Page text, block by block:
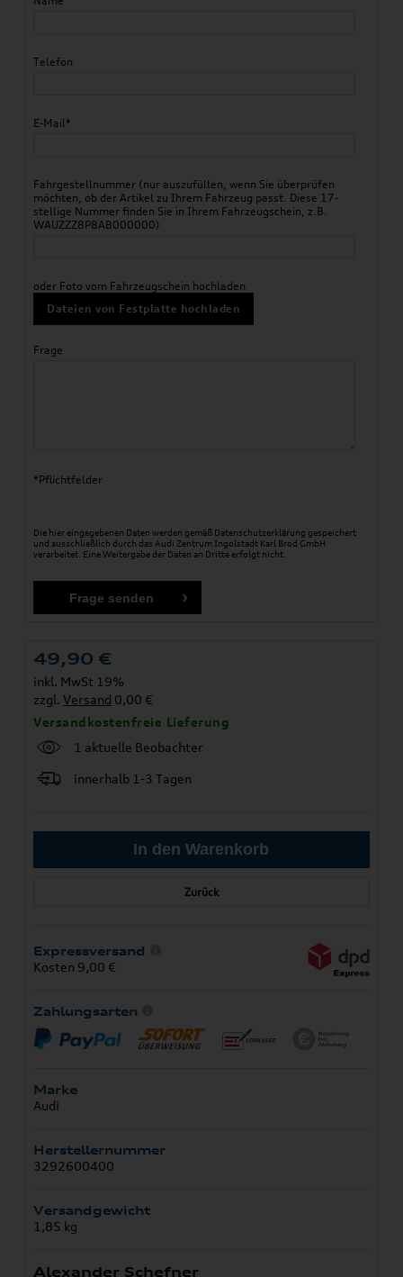
Telefon
E-Mail*
Fahrgestellnummer (nur auszufüllen, wenn Sie überprüfen
möchten, ob der Artikel zu Ihrem Fahrzeug passt. Diese 17-
stellige Nummer finden Sie in Ihrem Fahrzeugschein, z.B.
WAUZZZ8P8AB000000)
oder Foto vom Fahrzeugschein hochladen
Dateien von Festplatte hochladen
Frage
*Pflichtfelder
Die hier eingegebenen Daten werden gemäß Datenschutzerklärung gespeichert
und ausschließlich durch das Audi Zentrum Ingolstadt Karl Brod GmbH
verarbeitet. Eine Weitergabe der Daten an Dritte erfolgt nicht.
49,90 €
inkl. MwSt 19%
zzgl.Versand 0,00 €
Versandkostenfreie Lieferung
1 aktuelle Beobachter
innerhalb 1-3 Tagen
Zurück
Expressversand
Kosten 9,00 €
Zahlungsarten
Marke
Audi
Herstellernummer
3292600400
Versandgewicht
1,85 kg
Alexander Schefner